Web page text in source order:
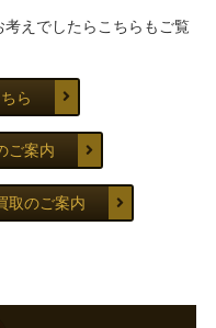
えでしたらこちらもご覧
ら
ご案内
取のご案内